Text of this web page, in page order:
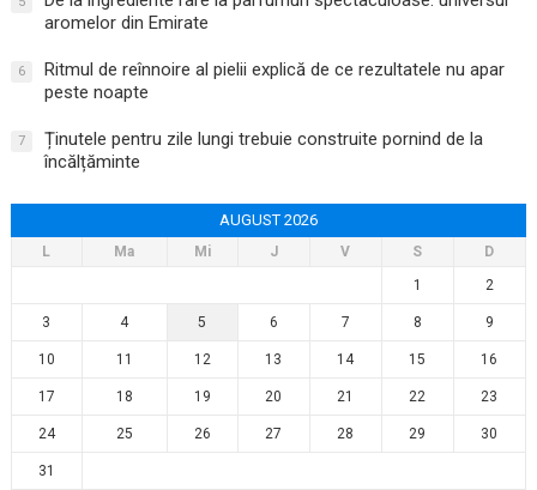
aromelor din Emirate
6
Ritmul de reînnoire al pielii explică de ce rezultatele nu apar
peste noapte
7
Ținutele pentru zile lungi trebuie construite pornind de la
încălțăminte
AUGUST 2026
L Ma Mi J V S
D
1
2
3 4 5 6 7 8 9
10 11 12 13 14 15 16
17 18 19 20 21 22 23
24 25 26 27 28 29 30
31